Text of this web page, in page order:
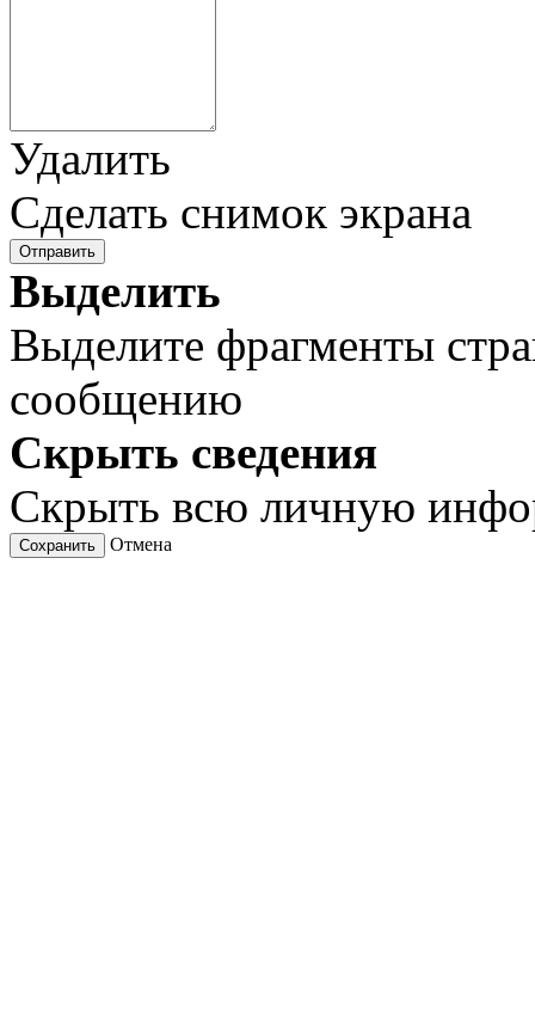
Удалить
Сделать снимок экрана
Отправить
Выделить
Выделите фрагменты
сообщению
Скрыть сведения
Скрыть всю личную
Сохранить Отмена